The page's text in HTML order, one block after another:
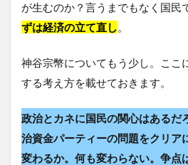
が生むのか？言うまでもなく国民
ずは経済の立て直し。
神谷宗幣についてもう少し。ここ
する考え方を載せておきます。
政治とカネに国民の関心はあるだ
治資金パーティーの問題をクリア
変わるか。何も変わらない。争点